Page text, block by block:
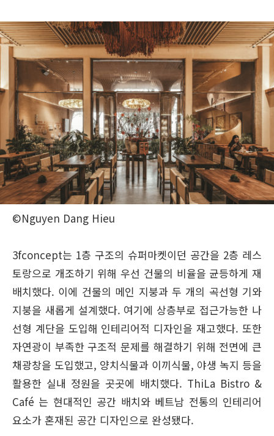
©Nguyen Dang Hieu
3fconcept는 1층 구조의 슈퍼마켓이던 공간을 2층 레스
토랑으로 개조하기 위해 우선 건물의 비율을 균등하게 재
배치했다. 이에 건물의 메인 지붕과 두 개의 곡선형 기와
지붕을 새롭게 설계했다. 여기에 상층부로 접근가능한 나
선형 계단을 도입해 인테리어적 디자인을 재고했다. 또한
자연광이 부족한 구조적 문제를 해결하기 위해 전면에 큰
채광창을 도입했고, 양치식물과 이끼식물, 야생 녹지 등을
활용한 실내 정원을 곳곳에 배치했다. ThiLa Bistro &
Café 는 현대적인 공간 배치와 베트남 전통의 인테리어
요소가 혼재된 공간 디자인으로 완성됐다.